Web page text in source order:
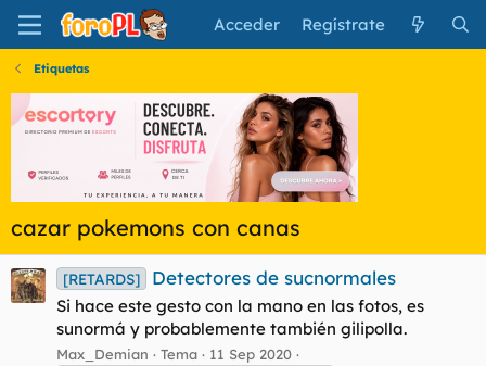
Acceder Regístrate
Etiquetas
cazar pokemons con canas
[RETARDS] Detectores de sucnormales
Si hace este gesto con la mano en las fotos, es
sunormá y probablemente también gilipolla.
Max_Demian Tema 11 Sep 2020